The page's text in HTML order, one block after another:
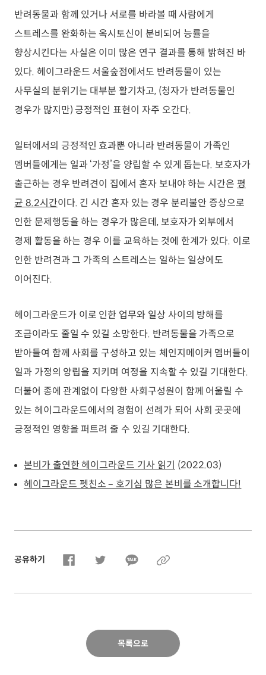
반려동물과 함께 있거나 서로를 바라볼 때 사람에게
스트레스를 완화하는 옥시토신이 분비되어 능률을
향상시킨다는 사실은 이미 많은 연구 결과를 통해 밝혀진 바
있다. 헤이그라운드 서울숲점에서도 반려동물이 있는
사무실의 분위기는 대부분 활기차고, (청자가 반려동물인
경우가 많지만) 긍정적인 표현이 자주 오간다.
일터에서의 긍정적인 효과뿐 아니라 반려동물이 가족인
멤버들에게는 일과 ‘가정’을 양립할 수 있게 돕는다. 보호자가
출근하는 경우 반려견이 집에서 혼자 보내야 하는 시간은 평
균 8.2시간이다. 긴 시간 혼자 있는 경우 분리불안 증상으로
인한 문제행동을 하는 경우가 많은데, 보호자가 외부에서
경제 활동을 하는 경우 이를 교육하는 것에 한계가 있다. 이로
인한 반려견과 그 가족의 스트레스는 일하는 일상에도
이어진다.
헤이그라운드가 이로 인한 업무와 일상 사이의 방해를
조금이라도 줄일 수 있길 소망한다. 반려동물을 가족으로
받아들여 함께 사회를 구성하고 있는 체인지메이커 멤버들이
일과 가정의 양립을 지키며 여정을 지속할 수 있길 기대한다.
더불어 종에 관계없이 다양한 사회구성원이 함께 어울릴 수
있는 헤이그라운드에서의 경험이 선례가 되어 사회 곳곳에
긍정적인 영향을 퍼트려 줄 수 있길 기대한다.
본비가 출연한 헤이그라운드 기사 읽기 (2022.03)
헤이그라운드 펫친소 – 호기심 많은 본비를 소개합니다!
공유하기
목록으로